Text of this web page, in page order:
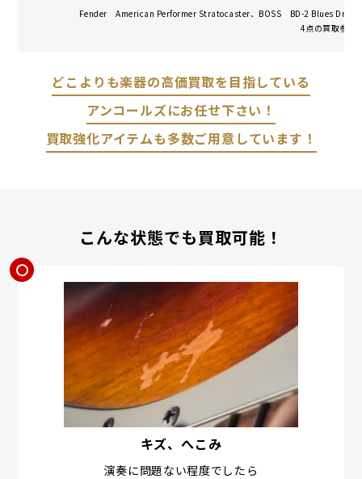
Fender American Performer Stratocaster、BOSS BD-2 Blues Driver
4点の買取参考
どこよりも楽器の高価買取を目指している
アンコールズにお任せ下さい！
買取強化アイテムも多数ご用意しています！
こんな状態でも買取可能！
キズ、へこみ
演奏に問題ない程度でしたら